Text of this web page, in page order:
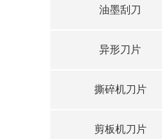
油墨刮刀
异形刀片
撕碎机刀片
剪板机刀片